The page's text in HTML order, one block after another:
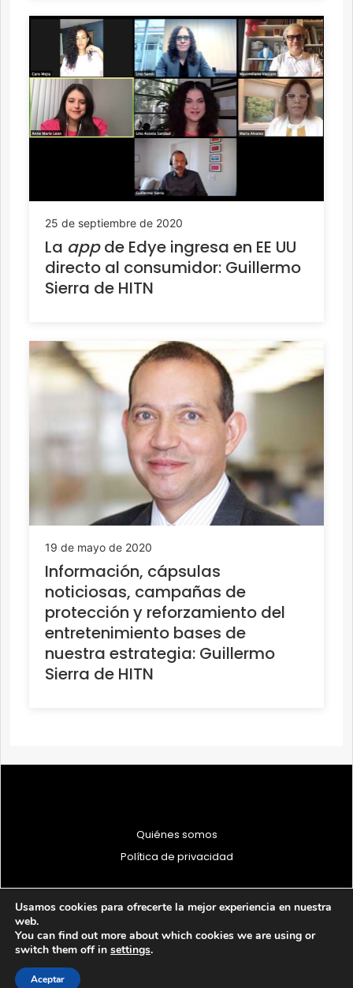
25 de septiembre de 2020
La appde Edye ingresa en EE UU
directo al consumidor: Guillermo
Sierra de HITN
19 de mayo de 2020
Información, cápsulas
noticiosas, campañas de
protección y reforzamiento del
entretenimiento bases de
nuestra estrategia: Guillermo
Sierra de HITN
Quiénes somos
Política de privacidad
© 1997 - 2026 PRODU - Todos los derechos reservados
Usamos cookies para ofrecerte la mejor experiencia en nuestra
web.
You can find out more about which cookies we are using or
switch them off in settings.
Aceptar